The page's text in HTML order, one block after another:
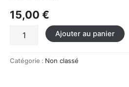
15,00 €
Guerín
Ajouter au panier
Catégorie : Non classé